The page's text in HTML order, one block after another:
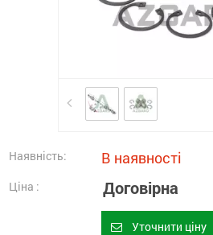
Наявність: В наявності
Ціна : Договірна
Уточнити ціну